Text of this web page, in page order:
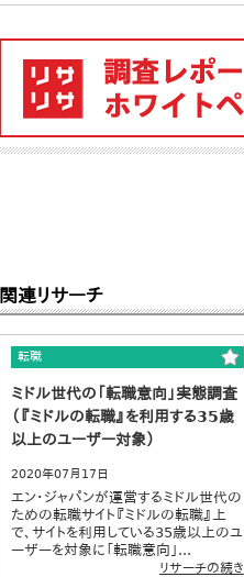
関連リサーチ
転職
ミドル世代の「転職意向」実態調査
（『ミドルの転職』を利用する35歳
以上のユーザー対象）
2020年07月17日
エン・ジャパンが運営するミドル世代の
ための転職サイト『ミドルの転職』上
で、サイトを利用している35歳以上のユ
ーザーを対象に「転職意向」...
リサーチの続き